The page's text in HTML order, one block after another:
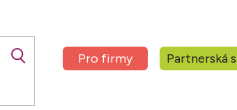
Pro firmy Partnerská